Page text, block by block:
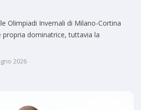
Olimpiadi Invernali di Milano-Cortina
propria dominatrice, tuttavia la
2026